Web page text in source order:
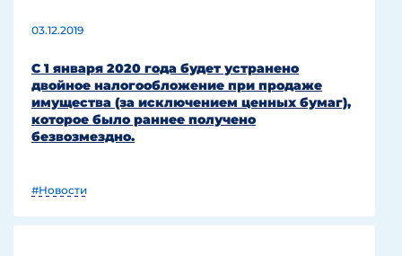
03.12.2019
С 1 января 2020 года будет устранено
двойное налогообложение при продаже
имущества (за исключением ценных бумаг),
которое было раннее получено
безвозмездно.
#Новости